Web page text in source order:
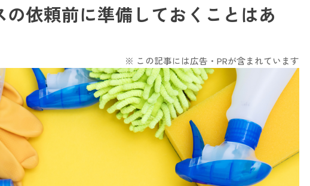
依頼前に準備しておくことはあ
※ この記事には広告・PRが含まれています